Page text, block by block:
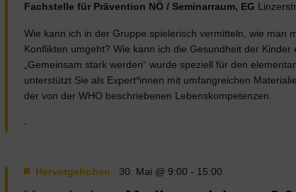
Fachstelle für Prävention NÖ / Seminarraum, EG
Wie kann ich in der Gruppe spielerisch vermitteln, wie man
Konflikten umgeht? Wie kann ich die Gesundheit der
„Gemeinsam stark werden“ wurde speziell für den
unterstützt Sie als Expert*innen mit umfangreichen
der von der WHO beschriebenen Lebenskompetenzen.
-
Hervorgehoben 30. Mai @ 9:00 - 15:00